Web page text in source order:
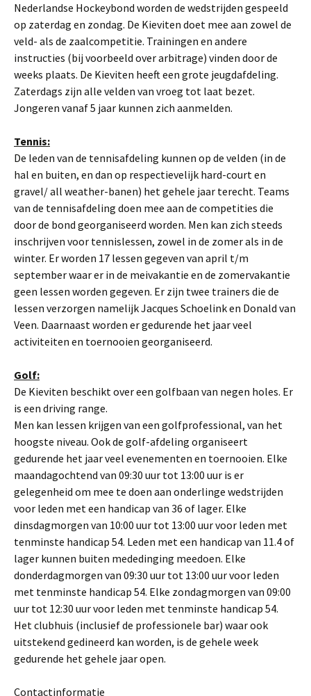
Nederlandse Hockeybond worden de wedstrijden gespeeld
op zaterdag en zondag. De Kieviten doet mee aan zowel de
veld- als de zaalcompetitie. Trainingen en andere
instructies (bij voorbeeld over arbitrage) vinden door de
weeks plaats. De Kieviten heeft een grote jeugdafdeling.
Zaterdags zijn alle velden van vroeg tot laat bezet.
Jongeren vanaf 5 jaar kunnen zich aanmelden.
Tennis:
De leden van de tennisafdeling kunnen op de velden (in de
hal en buiten, en dan op respectievelijk hard-court en
gravel/ all weather-banen) het gehele jaar terecht. Teams
van de tennisafdeling doen mee aan de competities die
door de bond georganiseerd worden. Men kan zich steeds
inschrijven voor tennislessen, zowel in de zomer als in de
winter. Er worden 17 lessen gegeven van april t/m
september waar er in de meivakantie en de zomervakantie
geen lessen worden gegeven. Er zijn twee trainers die de
lessen verzorgen namelijk Jacques Schoelink en Donald van
Veen. Daarnaast worden er gedurende het jaar veel
activiteiten en toernooien georganiseerd.
Golf:
De Kieviten beschikt over een golfbaan van negen holes. Er
is een driving range.
Men kan lessen krijgen van een golfprofessional, van het
hoogste niveau. Ook de golf-afdeling organiseert
gedurende het jaar veel evenementen en toernooien. Elke
maandagochtend van 09:30 uur tot 13:00 uur is er
gelegenheid om mee te doen aan onderlinge wedstrijden
voor leden met een handicap van 36 of lager. Elke
dinsdagmorgen van 10:00 uur tot 13:00 uur voor leden met
tenminste handicap 54. Leden met een handicap van 11.4 of
lager kunnen buiten mededinging meedoen. Elke
donderdagmorgen van 09:30 uur tot 13:00 uur voor leden
met tenminste handicap 54. Elke zondagmorgen van 09:00
uur tot 12:30 uur voor leden met tenminste handicap 54.
Het clubhuis (inclusief de professionele bar) waar ook
uitstekend gedineerd kan worden, is de gehele week
gedurende het gehele jaar open.
Contactinformatie